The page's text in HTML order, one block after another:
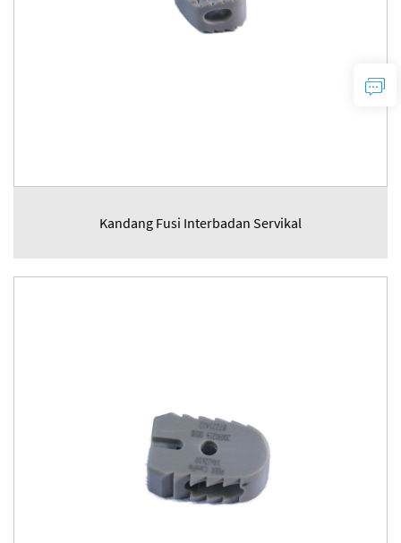
Kandang Fusi Interbadan Servikal